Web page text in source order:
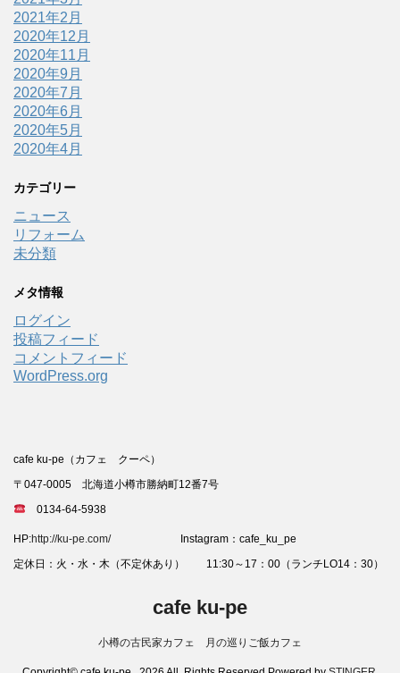
2021年2月
2020年12月
2020年11月
2020年9月
2020年7月
2020年6月
2020年5月
2020年4月
カテゴリー
ニュース
リフォーム
未分類
メタ情報
ログイン
投稿フィード
コメントフィード
WordPress.org
cafe ku-pe（カフェ クーペ）
〒047-0005 北海道小樽市勝納町12番7号
0134-64-5938
HP:http://ku-pe.com/
Instagram：cafe_ku_pe
定休日：火・水・木（不定休あり） 11:30～17：00（ランチLO14：30）
cafe ku-pe
小樽の古民家カフェ 月の巡りご飯カフェ